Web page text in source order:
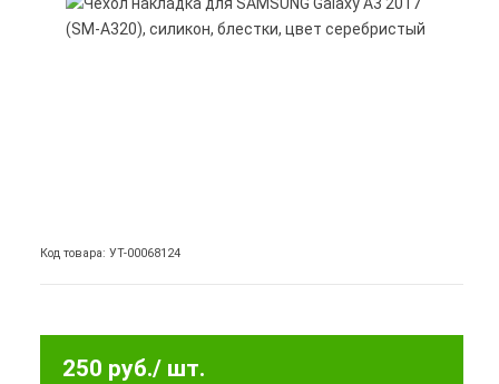
Код товара: УТ-00068124
250 руб./ шт.